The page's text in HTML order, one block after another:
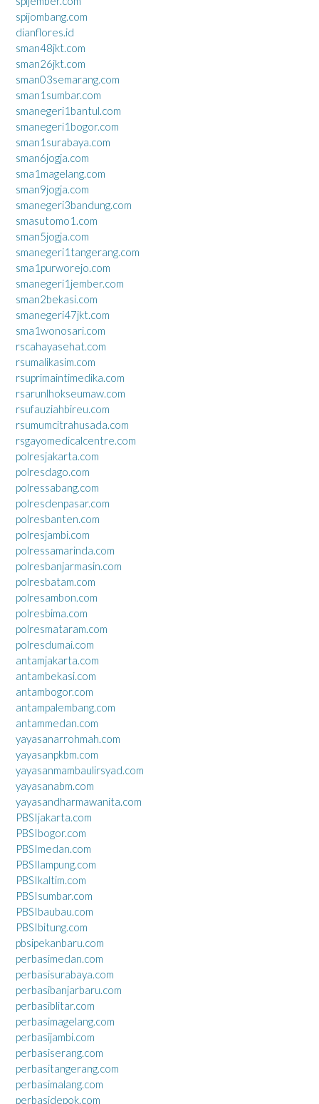
spijombang.com
dianflores.id
sman48jkt.com
sman26jkt.com
sman03semarang.com
sman1sumbar.com
smanegeri1bantul.com
smanegeri1bogor.com
sman1surabaya.com
sman6jogja.com
sma1magelang.com
sman9jogja.com
smanegeri3bandung.com
smasutomo1.com
sman5jogja.com
smanegeri1tangerang.com
sma1purworejo.com
smanegeri1jember.com
sman2bekasi.com
smanegeri47jkt.com
sma1wonosari.com
rscahayasehat.com
rsumalikasim.com
rsuprimaintimedika.com
rsarunlhokseumaw.com
rsufauziahbireu.com
rsumumcitrahusada.com
rsgayomedicalcentre.com
polresjakarta.com
polresdago.com
polressabang.com
polresdenpasar.com
polresbanten.com
polresjambi.com
polressamarinda.com
polresbanjarmasin.com
polresbatam.com
polresambon.com
polresbima.com
polresmataram.com
polresdumai.com
antamjakarta.com
antambekasi.com
antambogor.com
antampalembang.com
antammedan.com
yayasanarrohmah.com
yayasanpkbm.com
yayasanmambaulirsyad.com
yayasanabm.com
yayasandharmawanita.com
PBSIjakarta.com
PBSIbogor.com
PBSImedan.com
PBSIlampung.com
PBSIkaltim.com
PBSIsumbar.com
PBSIbaubau.com
PBSIbitung.com
pbsipekanbaru.com
perbasimedan.com
perbasisurabaya.com
perbasibanjarbaru.com
perbasiblitar.com
perbasimagelang.com
perbasijambi.com
perbasiserang.com
perbasitangerang.com
perbasimalang.com
perbasidepok.com